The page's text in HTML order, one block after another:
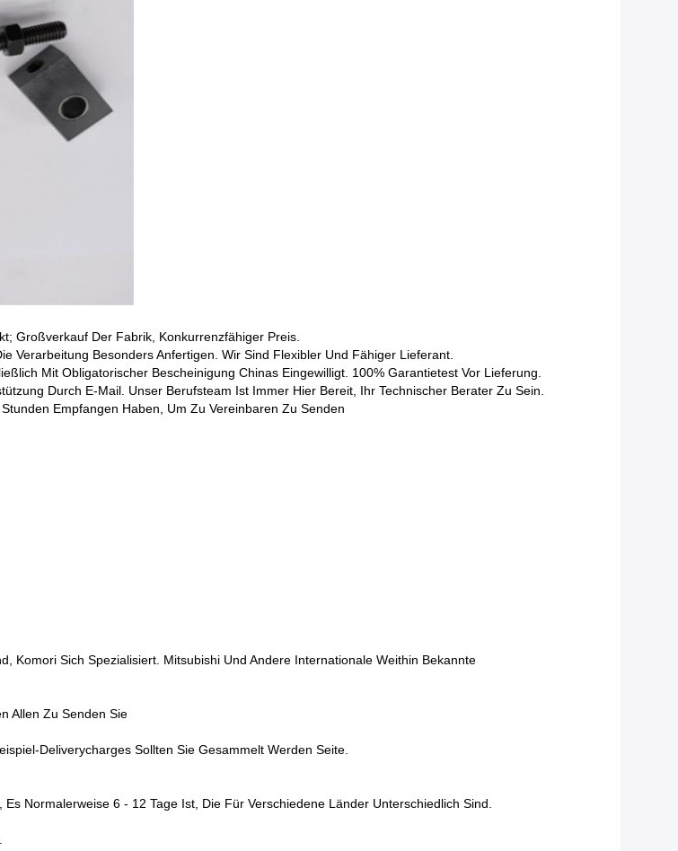
Großverkauf Der Fabrik, Konkurrenzfähiger Preis.
Verarbeitung Besonders Anfertigen. Wir Sind Flexibler Und Fähiger Lieferant.
Mit Obligatorischer Bescheinigung Chinas Eingewilligt. 100% Garantietest Vor Lieferung.
Durch E-Mail. Unser Berufsteam Ist Immer Hier Bereit, Ihr Technischer Berater Zu Sein.
Empfangen Haben, Um Zu Vereinbaren Zu Senden
Komori Sich Spezialisiert. Mitsubishi Und Andere Internationale Weithin Bekannte
Allen Zu Senden Sie
Deliverycharges Sollten Sie Gesammelt Werden Seite.
Normalerweise 6 - 12 Tage Ist, Die Für Verschiedene Länder Unterschiedlich Sind.